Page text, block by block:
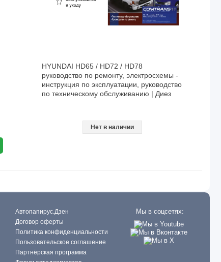
HYUNDAI HD65 / HD72 / HD78
руководство по ремонту, электросхемы -
инструкция по эксплуатации, руководство
по техническому обслуживанию | Диез
Нет в наличии
Автопапирус.Дзен
Договор оферты
Политика конфиденциальности
Пользовательское соглашение
Партнёрская программа
Мы в соцсетях: